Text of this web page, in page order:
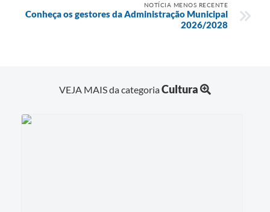
NOTÍCIA MENOS RECENTE
Conheça os gestores da Administração Municipal
2026/2028
VEJA MAIS da categoriaCultura